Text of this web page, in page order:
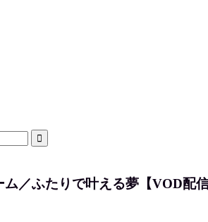
／ふたりで叶える夢【VOD配信